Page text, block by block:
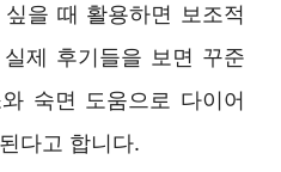
을 때 활용하면 보조적
제 후기들을 보면 꾸준
숙면 도움으로 다이어
다고 합니다.